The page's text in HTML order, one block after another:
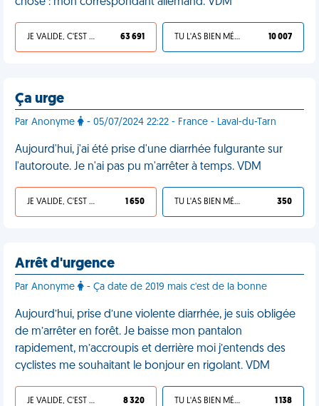
JE VALIDE, C'EST UNE VDM 63 691 TU L'AS BIEN MÉRITÉ 10 007
Ça urge
Par Anonyme - 05/07/2024 22:22 - France - Laval-du-Tarn
Aujourd'hui, j'ai été prise d'une diarrhée fulgurante sur
l'autoroute. Je n'ai pas pu m'arrêter à temps. VDM
JE VALIDE, C'EST UNE VDM 1 650 TU L'AS BIEN MÉRITÉ 350
Arrêt d'urgence
Par Anonyme - Ça date de 2019 mais c'est de la bonne
Aujourd’hui, prise d’une violente diarrhée, je suis obligée
de m’arrêter en forêt. Je baisse mon pantalon
rapidement, m’accroupis et derrière moi j’entends des
cyclistes me souhaitant le bonjour en rigolant. VDM
JE VALIDE, C'EST UNE VDM 8 320 TU L'AS BIEN MÉRITÉ 1 138